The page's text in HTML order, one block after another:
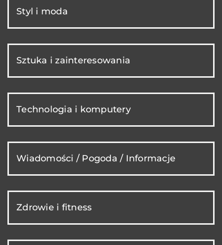
Styl i moda
Sztuka i zainteresowania
Technologia i komputery
Wiadomości / Pogoda / Informacje
Zdrowie i fitness